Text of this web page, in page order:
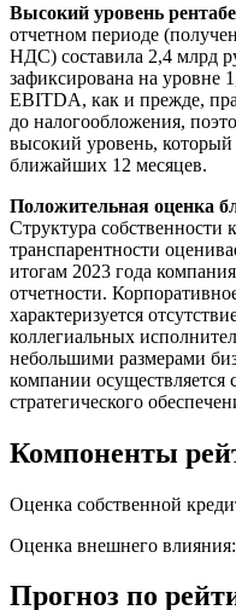
Высокий уровень
отчетном периоде
НДС) составила 2,4 млрд
зафиксирована на уровне
EBITDA, как и прежде,
до налогообложения,
высокий уровень, который
ближайших 12 месяцев.
Положительная оценка
Структура собственности
транспарентности
итогам 2023 года
отчетности.
характеризуется
коллегиальных
небольшими размерами
компании
стратегического
Компоненты
Оценка собственной
Оценка внешнего
Прогноз по